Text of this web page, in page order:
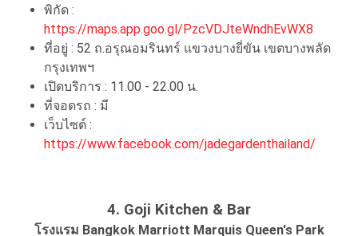
พิกัด :
https://maps.app.goo.gl/PzcVDJteWndhEvWX8
ที่อยู่ : 52 ถ.อรุณอมรินทร์ แขวงบางยี่ขัน เขตบางพลัด
กรุงเทพฯ
เปิดบริการ : 11.00 - 22.00 น.
ที่จอดรถ : มี
เว็บไซต์ :
https://www.facebook.com/jadegardenthailand/
4. Goji Kitchen & Bar
โรงแรม Bangkok Marriott Marquis Queen's Park